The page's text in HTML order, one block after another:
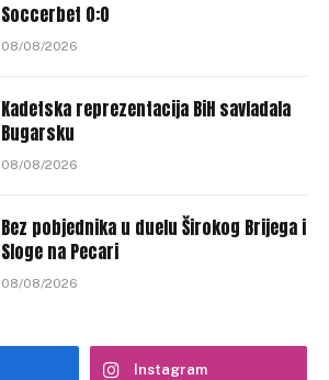
Soccerbet 0:0
08/08/2026
Kadetska reprezentacija BiH savladala
Bugarsku
08/08/2026
Bez pobjednika u duelu Širokog Brijega i
Sloge na Pecari
08/08/2026
Instagram